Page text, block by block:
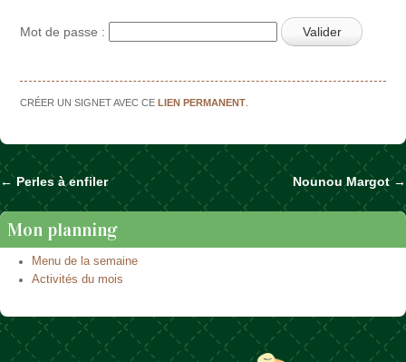
Mot de passe :
CRÉER UN SIGNET AVEC CELIEN PERMANENT
Naviguer dans les articles
←Perles à enfiler Nounou Margot→
Mon planning
Menu de la semaine
Activités du mois